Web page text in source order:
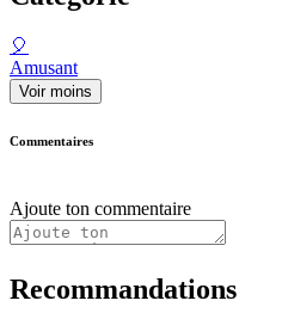
🎈
Amusant
Voir moins
Commentaires
Ajoute ton commentaire
Recommandations